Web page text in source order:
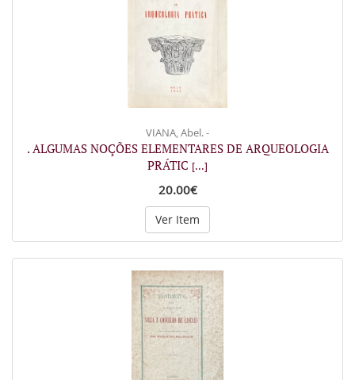
VIANA, Abel. -
. ALGUMAS NOÇÕES ELEMENTARES DE ARQUEOLOGIA
PRÁTIC [...]
20.00€
Ver Item